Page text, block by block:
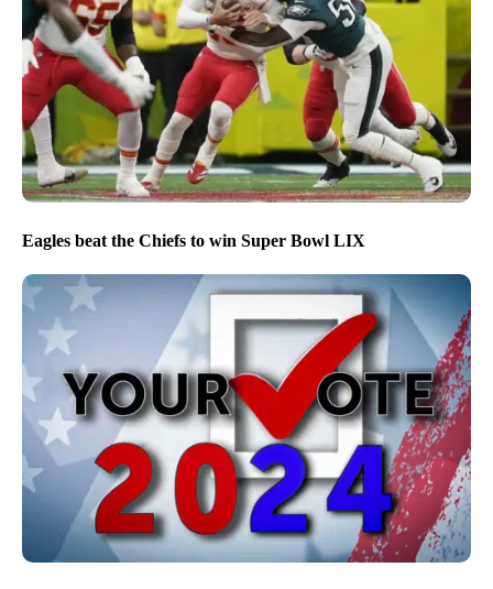
Eagles beat the Chiefs to win Super Bowl LIX